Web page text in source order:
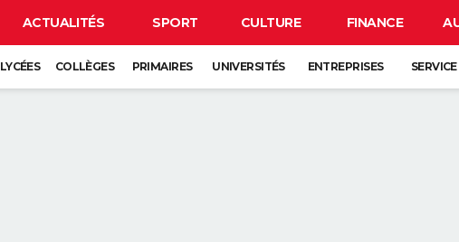
ACTUALITÉS SPORT CULTURE FINANCE
LYCÉES COLLÈGES PRIMAIRES UNIVERSITÉS ENTREPRISES